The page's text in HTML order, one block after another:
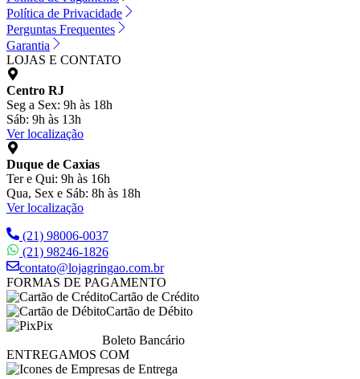
Política de Privacidade
Perguntas Frequentes
Garantia
LOJAS E CONTATO
Centro RJ
Seg a Sex: 9h às 18h
Sáb: 9h às 13h
Ver localização
Duque de Caxias
Ter e Qui: 9h às 16h
Qua, Sex e Sáb: 8h às 18h
Ver localização
(21) 98006-0037
(21) 98246-1826
contato@lojagringao.com.br
FORMAS DE PAGAMENTO
Cartão de Crédito
Cartão de Débito
Pix
Boleto Bancário
ENTREGAMOS COM